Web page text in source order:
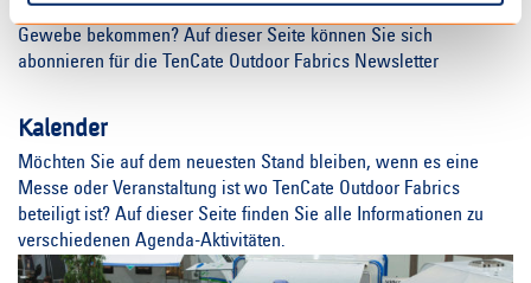
Möchten Sie Nachrichten über TenCate Outdoor Fabrics
Gewebe bekommen? Auf dieser Seite können Sie sich
abonnieren für die TenCate Outdoor Fabrics Newsletter
Kalender
Möchten Sie auf dem neuesten Stand bleiben, wenn es eine
Messe oder Veranstaltung ist wo TenCate Outdoor Fabrics
beteiligt ist? Auf dieser Seite finden Sie alle Informationen zu
verschiedenen Agenda-Aktivitäten.